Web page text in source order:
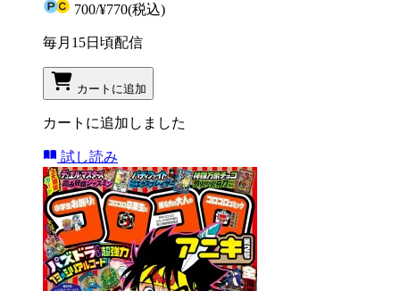
700/¥770(税込)
毎月15日頃配信
カートに追加
カートに追加しました
試し読み